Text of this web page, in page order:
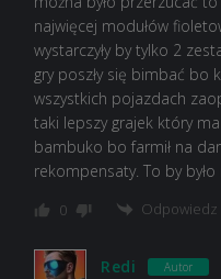
najwięcej modułów
wystarczyły by tylko 2
gry poszły się bimbać bo
wszystkich pojazdach
taki lepszy grajek który
bambuko bo farmił na
rekompensaty. To by
0 Odpowiedz
Redi Autor